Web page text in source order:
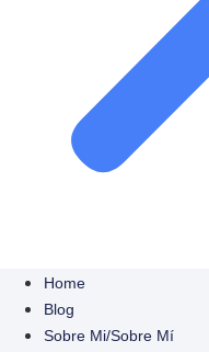
Home
Blog
Sobre Mi/sobre Mí